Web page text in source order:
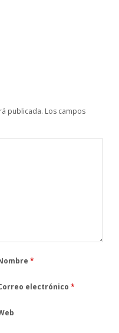
publicada. Los campos
*
electrónico*